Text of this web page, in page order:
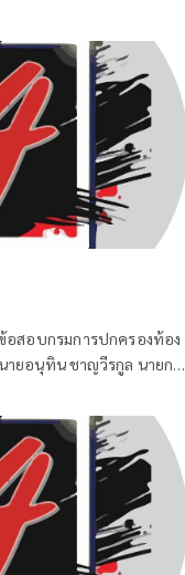
ยุติธรรรมและสิทธิมนุษยชน
อสอบกรมการปกครองท้อง
ายอนุทิน ชาญวีรกูล นายก
หมดแล้ว จบแล้ว